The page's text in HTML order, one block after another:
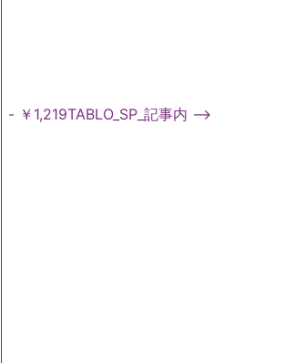
- ￥1,219TABLO_SP_記事内 -->